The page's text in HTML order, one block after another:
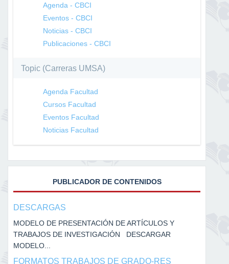
Agenda - CBCI
Eventos - CBCI
Noticias - CBCI
Publicaciones - CBCI
Topic (Carreras UMSA)
Agenda Facultad
Cursos Facultad
Eventos Facultad
Noticias Facultad
PUBLICADOR DE CONTENIDOS
DESCARGAS
MODELO DE PRESENTACIÓN DE ARTÍCULOS Y
TRABAJOS DE INVESTIGACIÓN DESCARGAR
MODELO...
FORMATOS TRABAJOS DE GRADO-RES